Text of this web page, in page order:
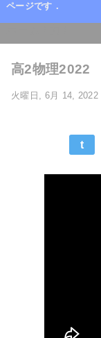
ページです．
高2物理2022
火曜日, 6月 14, 2022
t